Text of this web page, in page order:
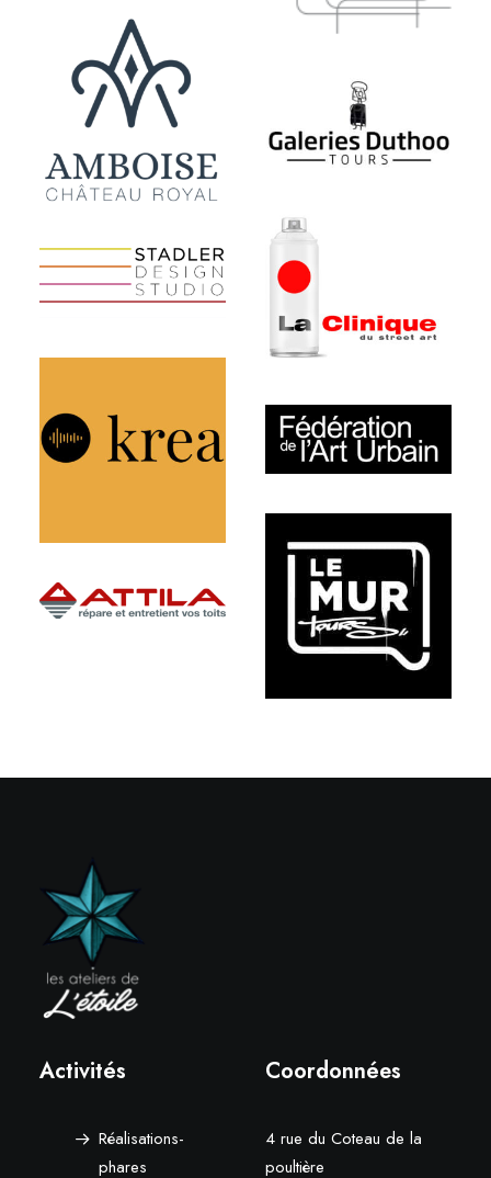
Activités
Réalisations-
phares
Coordonnées
4 rue du Coteau de la
poultière